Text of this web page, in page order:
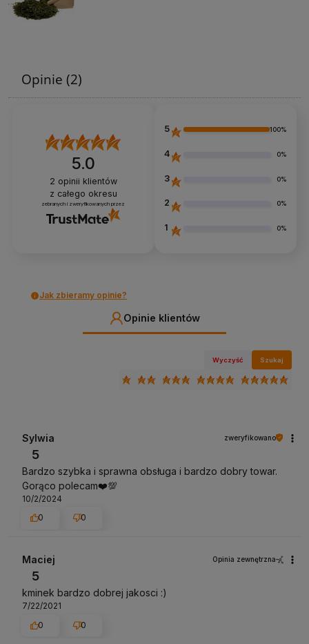
Opinie (2)
5.0
2 opinii klientów
z całego okresu
zebranych i zweryfikowanych przez
5 100%
4 0%
3 0%
2 0%
1 0%
Jak zbieramy opinie?
Opinie klientów
Wyczyść Szukaj
Sylwia zweryfikowano
5
Bardzo szybka i sprawna obsługa i bardzo dobry towar.
Gorąco polecam❤️💯
10/2/2024
0
0
Maciej Opinia zewnętrzna
5
kminek bardzo dobrej jakosci :)
7/22/2021
0
0